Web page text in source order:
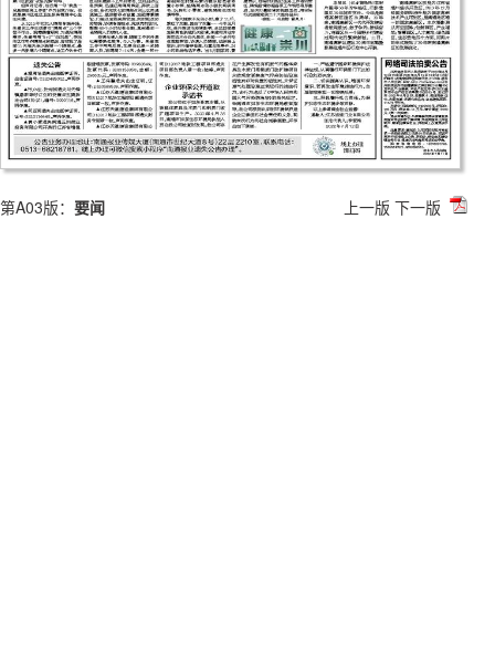
第A03版： 要闻 上一版 下一版